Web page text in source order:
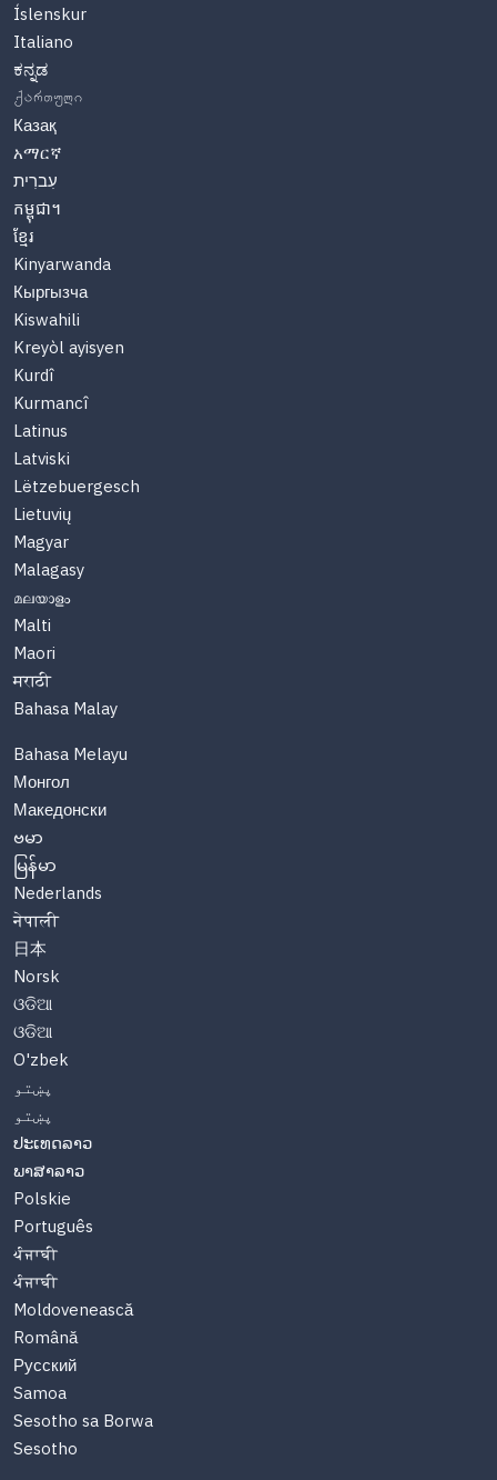
Íslenskur
Italiano
ಕನ್ನಡ
ქართული
Казақ
አማርኛ
עִברִית
កម្ពុជា។
ខ្មែរ
Kinyarwanda
Кыргызча
Kiswahili
Kreyòl ayisyen
Kurdî
Kurmancî
Latinus
Latviski
Lëtzebuergesch
Lietuvių
Magyar
Malagasy
മലയാളം
Malti
Maori
मराठी
Bahasa Malay
Bahasa Melayu
Монгол
Македонски
ဗမာ
မြန်မာ
Nederlands
नेपाली
日本
Norsk
ଓଡିଆ
ଓଡିଆ
O'zbek
پښتو
پښتو
ປະເທດລາວ
ພາສາລາວ
Polskie
Português
ਪੰਜਾਬੀ
ਪੰਜਾਬੀ
Moldovenească
Română
Русский
Samoa
Sesotho sa Borwa
Sesotho